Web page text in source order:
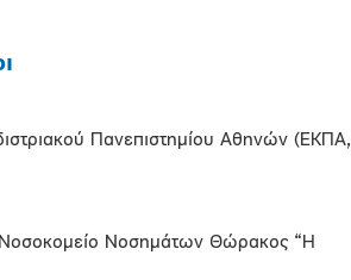
Πανεπιστημίου Αθηνών (ΕΚΠΑ,
Νοσοκομείο Νοσημάτων Θώρακος “Η